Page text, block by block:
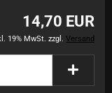
14,70 EUR
19% MwSt. zzgl. Versand